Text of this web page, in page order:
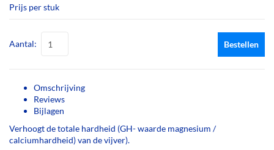
Prijs per stuk
Aantal: Bestellen
Omschrijving
Reviews
Bijlagen
Verhoogt de totale hardheid (GH- waarde magnesium /
calciumhardheid) van de vijver).